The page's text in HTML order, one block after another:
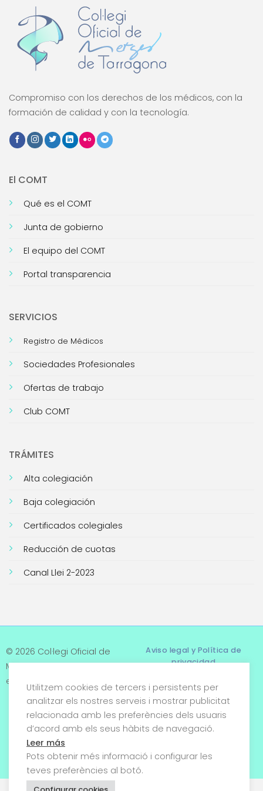
Compromiso con los derechos de los médicos, con la
formación de calidad y con la tecnología.
El COMT
Qué es el COMT
Junta de gobierno
El equipo del COMT
Portal transparencia
SERVICIOS
Registro de Médicos
Sociedades Profesionales
Ofertas de trabajo
Club COMT
TRÁMITES
Alta colegiación
Baja colegiación
Certificados colegiales
Reducción de cuotas
Canal Llei 2-2023
© 2026 Col·legi Oficial de
Metges de Tarragona. Tots
els drets reservats
Aviso legal y Política de
privacidad
Términos y condiciones
Política de cookies
Utilitzem cookies de tercers i persistents per
analitzar els nostres serveis i mostrar publicitat
relacionada amb les preferències dels usuaris
d’acord amb els seus hàbits de navegació.
Leer más
Pots obtenir més informació i configurar les
teves preferències al botó.